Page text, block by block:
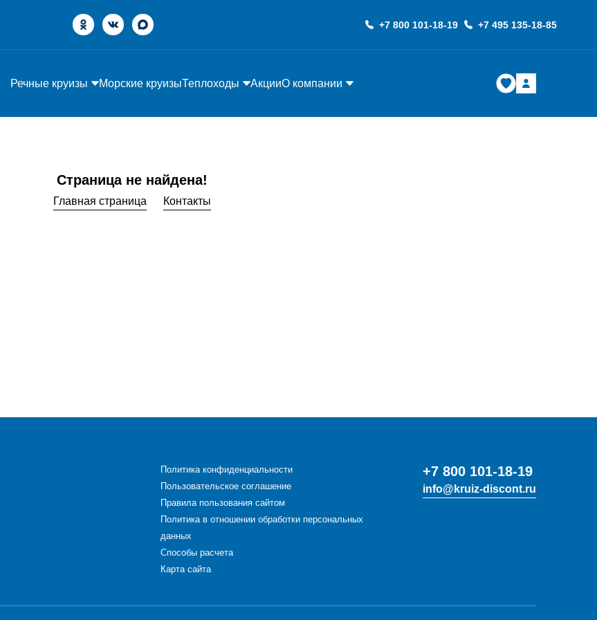
+7 800 101-18-19 +7 495 135-18-85
Речные круизы Морские круизыТеплоходы АкцииО компании
Страница не найдена!
Главная страница Контакты
Политика конфиденциальности
Пользовательское соглашение
Правила пользования сайтом
Политика в отношении обработки персональных
данных
Способы расчета
Карта сайта
+7 800 101-18-19
info@kruiz-discont.ru